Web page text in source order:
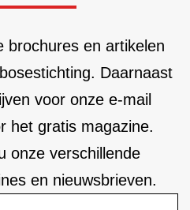
brochures en artikelen
Daarnaast
voor onze e-mail
het gratis magazine.
onze verschillende
en nieuwsbrieven.